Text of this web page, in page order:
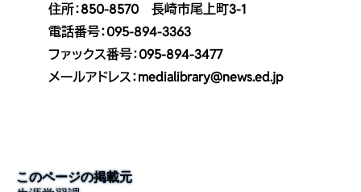
住所：850-8570 長崎市尾上町3-1
電話番号：095-894-3363
ファックス番号：095-894-3477
メールアドレス：medialibrary@news.ed.jp
このページの掲載元